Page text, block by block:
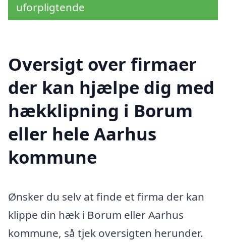
uforpligtende
Oversigt over firmaer
der kan hjælpe dig med
hækklipning i Borum
eller hele Aarhus
kommune
Ønsker du selv at finde et firma der kan
klippe din hæk i Borum eller Aarhus
kommune, så tjek oversigten herunder.